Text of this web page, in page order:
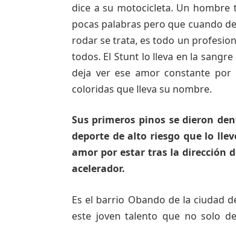
dice a su motocicleta. Un hombre
pocas palabras pero que cuando
rodar se trata, es todo un
todos. El Stunt lo lleva en la
deja ver ese amor constante por
coloridas que lleva su nombre.
Sus primeros pinos se dieron
deporte de alto riesgo que lo
amor por estar tras la dirección
acelerador.
Es el barrio Obando de la ciudad
este joven talento que no solo